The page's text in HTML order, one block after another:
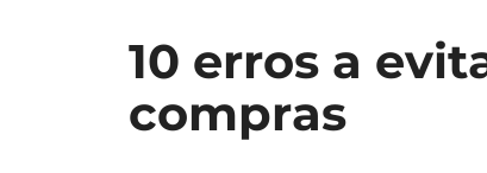
10 erros a
compras